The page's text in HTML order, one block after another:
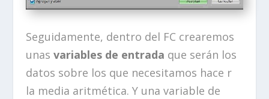
Seguidamente, dentro del FC crearemos
unas variables de entrada que serán los
datos sobre los que necesitamos hace r
la media aritmética. Y una variable de